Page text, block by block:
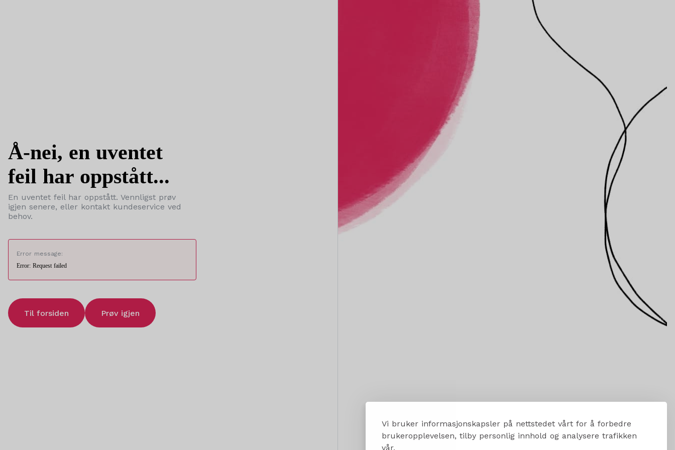
Vi bruker informasjonskapsler på nettstedet vårt for å forbedre
brukeropplevelsen, tilby personlig innhold og analysere trafikken
vår.
Å-nei, en uventet
feil har oppstått...
En uventet feil har oppstått. Vennligst prøv
igjen senere, eller kontakt kundeservice ved
behov.
Error message:
Error: Request failed
Til forsiden Prøv igjen